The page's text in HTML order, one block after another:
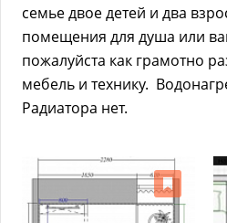
семье двое детей и два
помещения для душа или
пожалуйста как грамотно
мебель и технику.
Радиатора нет.